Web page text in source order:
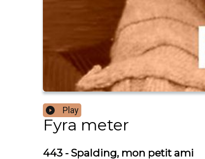
Play
Fyra meter
443 - Spalding, mon petit ami